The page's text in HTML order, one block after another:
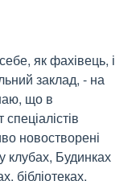
як фахівець, і
заклад, - на
що в
новостворені
клубах, Будинках
бібліотеках,